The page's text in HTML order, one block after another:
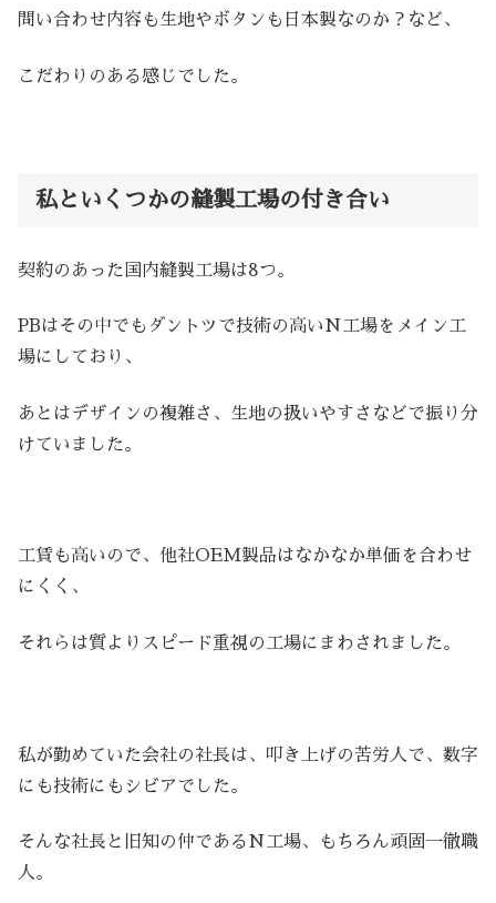
問い合わせ内容も生地やボタンも日本製なのか？など、
こだわりのある感じでした。
私といくつかの縫製工場の付き合い
契約のあった国内縫製工場は8つ。
PBはその中でもダントツで技術の高いN工場をメイン工
場にしており、
あとはデザインの複雑さ、生地の扱いやすさなどで振り分
けていました。
工賃も高いので、他社OEM製品はなかなか単価を合わせ
にくく、
それらは質よりスピード重視の工場にまわされました。
私が勤めていた会社の社長は、叩き上げの苦労人で、数字
にも技術にもシビアでした。
そんな社長と旧知の仲であるN工場、もちろん頑固一徹職
人。